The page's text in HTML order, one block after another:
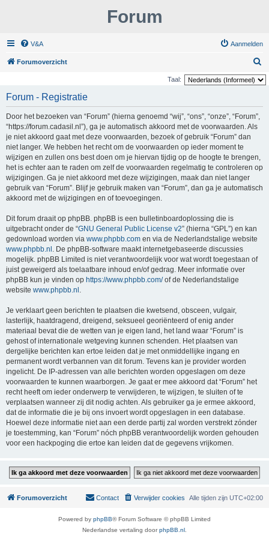
Forum
V&A Aanmelden
Forumoverzicht
o
Taal:
Forum - Registratie
Door het bezoeken van “Forum” (hierna genoemd “wij”, “ons”, “onze”, “Forum”,
“https://forum.cadasil.nl”), ga je automatisch akkoord met de voorwaarden. Als
je niet akkoord gaat met deze voorwaarden, bezoek of gebruik “Forum” dan
niet langer. We hebben het recht om de voorwaarden op ieder moment te
wijzigen en zullen ons best doen om je hiervan tijdig op de hoogte te brengen,
het is echter aan te raden om zelf de voorwaarden regelmatig te controleren op
wijzigingen. Ga je niet akkoord met deze wijzigingen, maak dan niet langer
gebruik van “Forum”. Blijf je gebruik maken van “Forum”, dan ga je automatisch
akkoord met de wijzigingen en of toevoegingen.
Dit forum draait op phpBB. phpBB is een bulletinboardoplossing die is
uitgebracht onder de “GNU General Public License v2” (hierna “GPL”) en kan
gedownload worden via www.phpbb.com en via de Nederlandstalige website
www.phpbb.nl . De phpBB-software maakt internetgebaseerde discussies
mogelijk. phpBB Limited is niet verantwoordelijk voor wat wordt toegestaan of
juist geweigerd als toelaatbare inhoud en/of gedrag. Meer informatie over
phpBB kun je vinden op https://www.phpbb.com/of de Nederlandstalige
website www.phpbb.nl .
Je verklaart geen berichten te plaatsen die kwetsend, obsceen, vulgair,
lasterlijk, haatdragend, dreigend, seksueel georiënteerd of enig ander
materiaal bevat die de wetten van je eigen land, het land waar “Forum” is
gehost of internationale wetgeving kunnen schenden. Het plaatsen van
dergelijke berichten kan ertoe leiden dat je met onmiddellijke ingang en
permanent wordt verbannen van dit forum. Tevens kan je provider worden
ingelicht. De IP-adressen van alle berichten worden opgeslagen om deze
voorwaarden te kunnen waarborgen. Je gaat er mee akkoord dat “Forum” het
recht heeft om ieder onderwerp te verwijderen, te wijzigen, te sluiten of te
verplaatsen wanneer zij dit nodig achten. Als gebruiker ga je ermee akkoord,
dat de informatie die je bij ons invoert wordt opgeslagen in een database.
Hoewel deze informatie niet aan een derde partij zal worden verstrekt zónder
je toestemming, kan “Forum” nóch phpBB verantwoordelijk worden gehouden
voor een hackpoging die ertoe kan leiden dat de gegevens vrijkomen.
Forumoverzicht Alle tijden zijn UTC+02:00
Verwijder cookies
Contact
Powered by phpBB® Forum Software © phpBB Limited
Nederlandse vertaling doorphpBB.nl